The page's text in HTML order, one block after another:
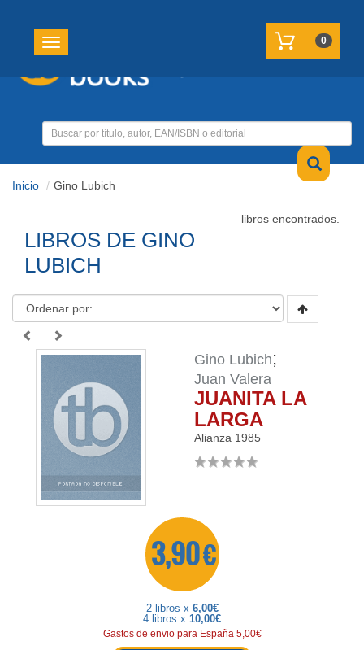
Toggle navigation 0
Inicio Gino Lubich
libros encontrados.
LIBROS DE GINO
LUBICH
Gino Lubich;
Juan Valera
JUANITA LA
LARGA
Alianza 1985
3,90 €
2 libros x 6,00€
4 libros x 10,00€
Gastos de envio para España 5,00€